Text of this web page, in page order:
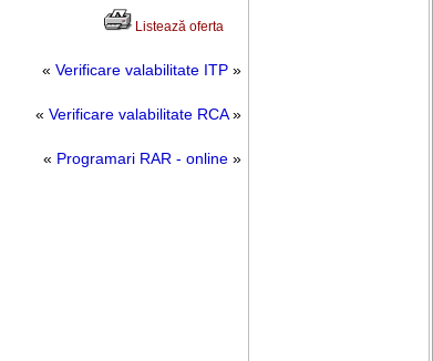
Listează oferta
« Verificare valabilitate ITP »
« Verificare valabilitate RCA»
« Programari RAR - online »